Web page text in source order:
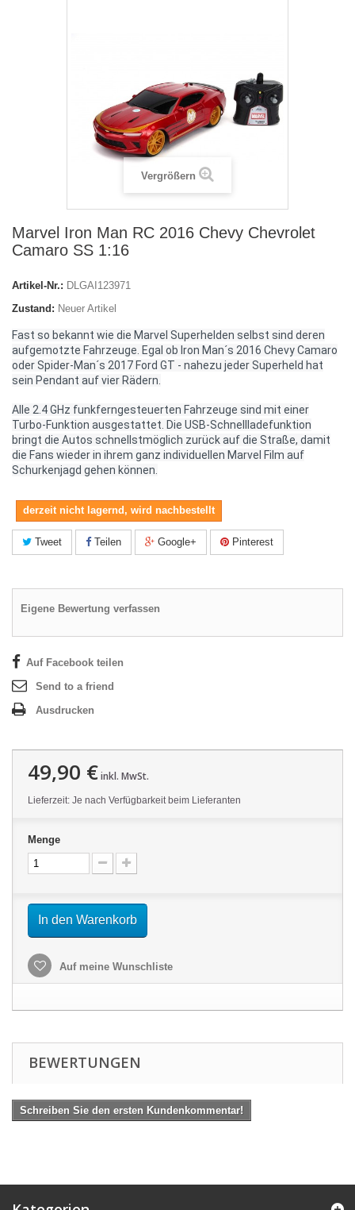
Vergrößern
Marvel Iron Man RC 2016 Chevy Chevrolet
Camaro SS 1:16
Artikel-Nr.: DLGAI123971
Zustand: Neuer Artikel
Fast so bekannt wie die Marvel Superhelden selbst sind deren
aufgemotzte Fahrzeuge. Egal ob Iron Man´s 2016 Chevy Camaro
oder Spider-Man´s 2017 Ford GT - nahezu jeder Superheld hat
sein Pendant auf vier Rädern.
Alle 2.4 GHz funkferngesteuerten Fahrzeuge sind mit einer
Turbo-Funktion ausgestattet. Die USB-Schnellladefunktion
bringt die Autos schnellstmöglich zurück auf die Straße, damit
die Fans wieder in ihrem ganz individuellen Marvel Film auf
Schurkenjagd gehen können.
derzeit nicht lagernd, wird nachbestellt
Tweet Teilen Google+ Pinterest
Eigene Bewertung verfassen
Auf Facebook teilen
Send to a friend
Ausdrucken
49,90 €inkl. MwSt.
Lieferzeit: Je nach Verfügbarkeit beim Lieferanten
Menge
In den Warenkorb
Auf meine Wunschliste
BEWERTUNGEN
Schreiben Sie den ersten Kundenkommentar!